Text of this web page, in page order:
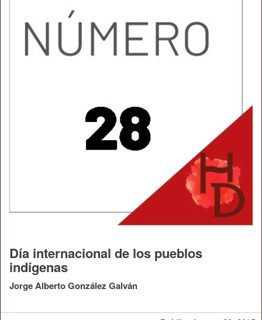
Día internacional de los pueblos
indígenas
Jorge Alberto González Galván